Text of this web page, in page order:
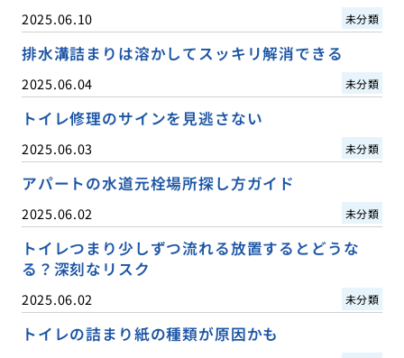
2025.06.10 未分類
排水溝詰まりは溶かしてスッキリ解消できる
2025.06.04 未分類
トイレ修理のサインを見逃さない
2025.06.03 未分類
アパートの水道元栓場所探し方ガイド
2025.06.02 未分類
トイレつまり少しずつ流れる放置するとどうな
る？深刻なリスク
2025.06.02 未分類
トイレの詰まり紙の種類が原因かも